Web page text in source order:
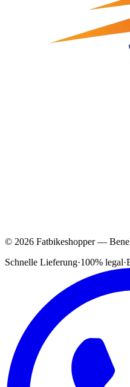
© 2026 Fatbikeshopper —
Schnelle Lieferung·100% legal·